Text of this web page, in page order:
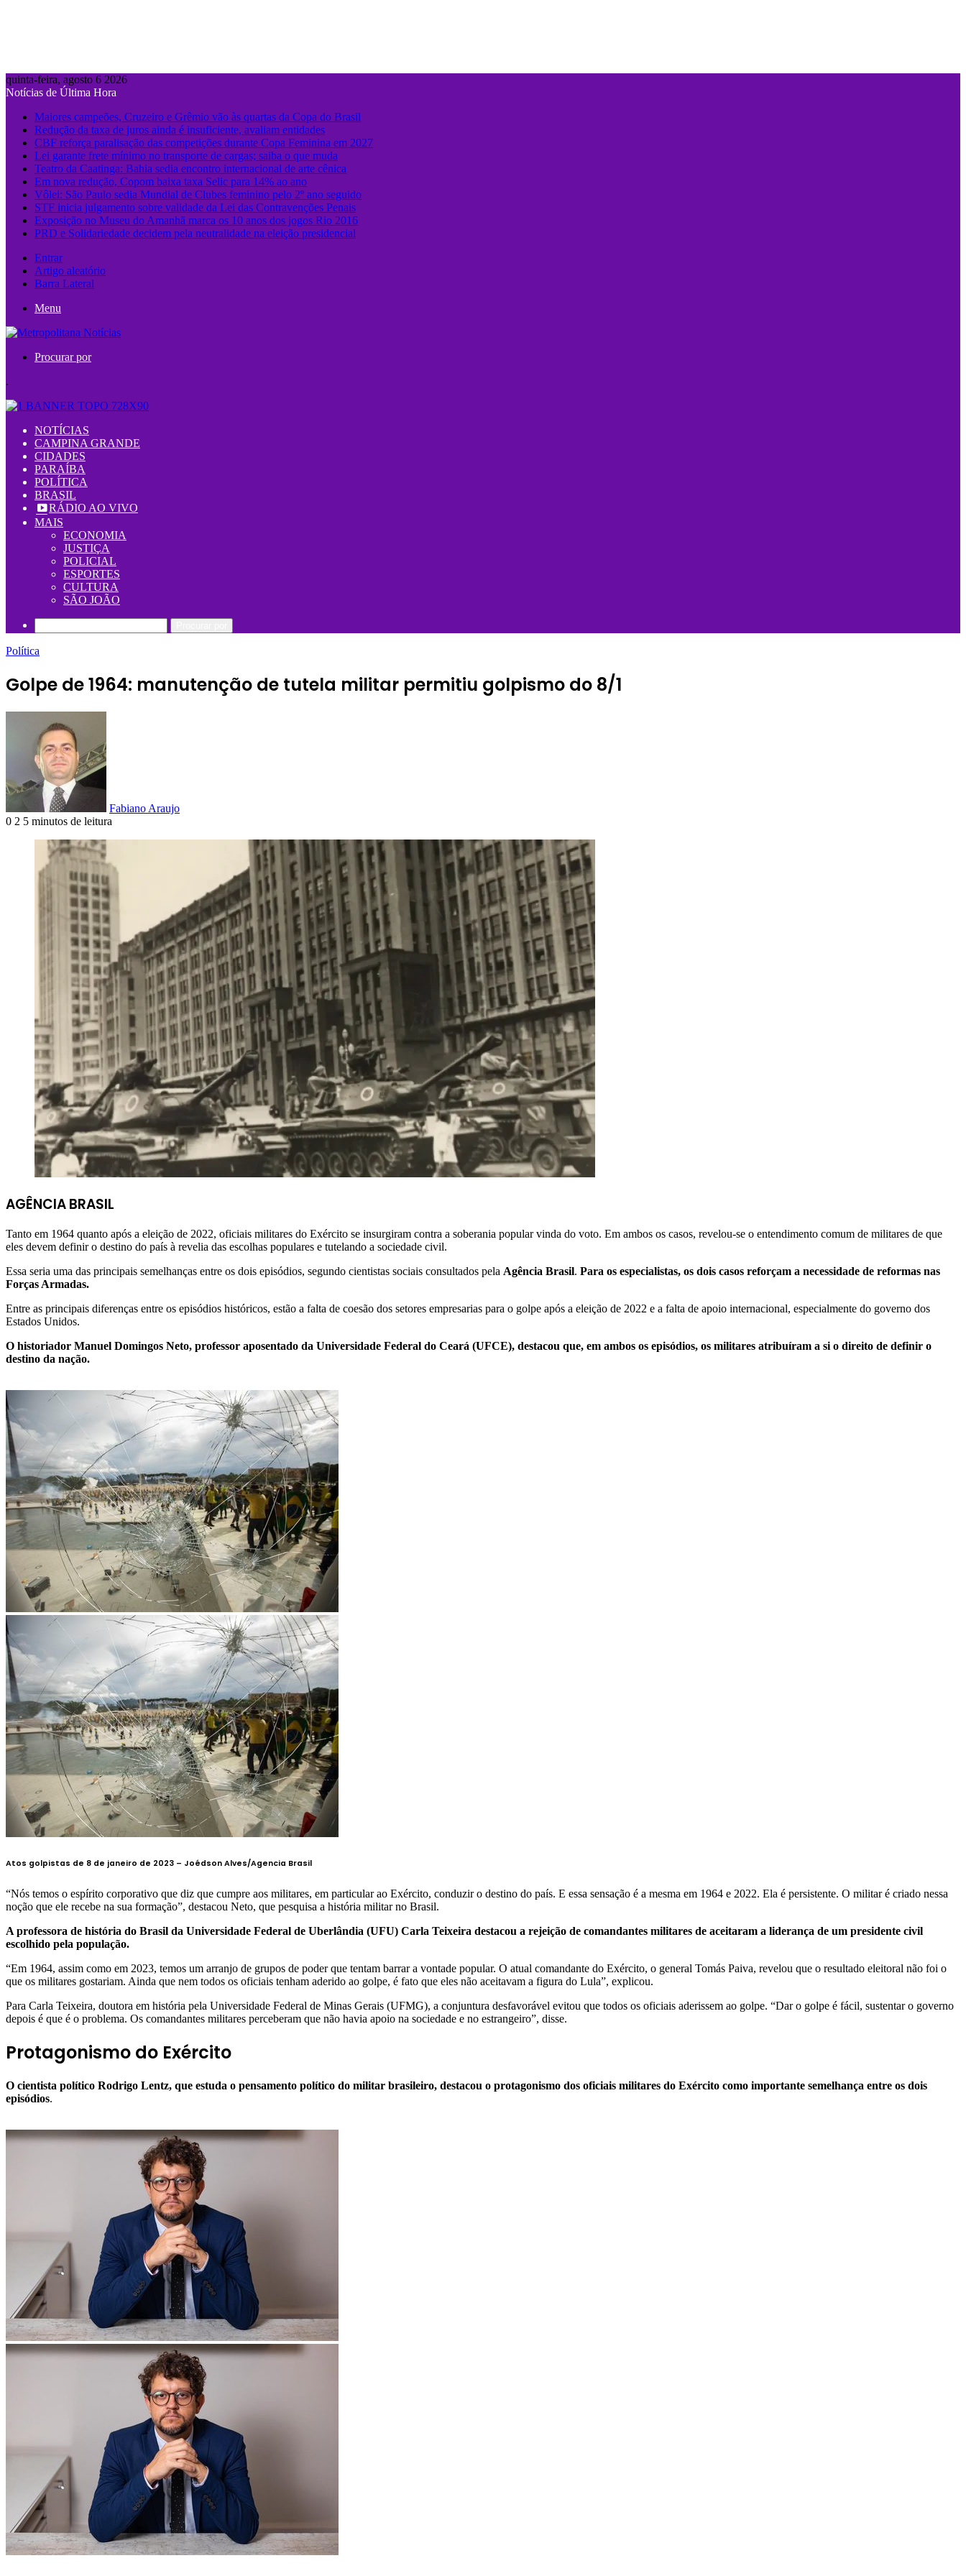
quinta-feira, agosto 6 2026
Notícias de Última Hora
Maiores campeões, Cruzeiro e Grêmio vão às quartas da Copa do Brasil
Redução da taxa de juros ainda é insuficiente, avaliam entidades
CBF reforça paralisação das competições durante Copa Feminina em 2027
Lei garante frete mínimo no transporte de cargas; saiba o que muda
Teatro da Caatinga: Bahia sedia encontro internacional de arte cênica
Em nova redução, Copom baixa taxa Selic para 14% ao ano
Vôlei: São Paulo sedia Mundial de Clubes feminino pelo 2º ano seguido
STF inicia julgamento sobre validade da Lei das Contravenções Penais
Exposição no Museu do Amanhã marca os 10 anos dos jogos Rio 2016
PRD e Solidariedade decidem pela neutralidade na eleição presidencial
Entrar
Artigo aleatório
Barra Lateral
Menu
Procurar por
.
NOTÍCIAS
CAMPINA GRANDE
CIDADES
PARAÍBA
POLÍTICA
BRASIL
RÁDIO AO VIVO
MAIS
ECONOMIA
JUSTIÇA
POLICIAL
ESPORTES
CULTURA
SÃO JOÃO
Política
Golpe de 1964: manutenção de tutela militar permitiu golpismo do 8/1
Fabiano Araujo
0 2 5 minutos de leitura
AGÊNCIA BRASIL
Tanto em 1964 quanto após a eleição de 2022, oficiais militares do Exército se insurgiram contra a soberania popular vinda do voto. Em ambos os casos, revelou-se o entendimento comum de militares de que
eles devem definir o destino do país à revelia das escolhas populares e tutelando a sociedade civil.
Essa seria uma das principais semelhanças entre os dois episódios, segundo cientistas sociais consultados pela Agência Brasil. Para os especialistas, os dois casos reforçam a necessidade de reformas nas
Forças Armadas.
Entre as principais diferenças entre os episódios históricos, estão a falta de coesão dos setores empresarias para o golpe após a eleição de 2022 e a falta de apoio internacional, especialmente do governo dos
Estados Unidos.
O historiador Manuel Domingos Neto, professor aposentado da Universidade Federal do Ceará (UFCE), destacou que, em ambos os episódios, os militares atribuíram a si o direito de definir o
destino da nação.
Atos golpistas de 8 de janeiro de 2023 – Joédson Alves/Agencia Brasil
“Nós temos o espírito corporativo que diz que cumpre aos militares, em particular ao Exército, conduzir o destino do país. E essa sensação é a mesma em 1964 e 2022. Ela é persistente. O militar é criado nessa
noção que ele recebe na sua formação”, destacou Neto, que pesquisa a história militar no Brasil.
A professora de história do Brasil da Universidade Federal de Uberlândia (UFU) Carla Teixeira destacou a rejeição de comandantes militares de aceitaram a liderança de um presidente civil
escolhido pela população.
“Em 1964, assim como em 2023, temos um arranjo de grupos de poder que tentam barrar a vontade popular. O atual comandante do Exército, o general Tomás Paiva, revelou que o resultado eleitoral não foi o
que os militares gostariam. Ainda que nem todos os oficiais tenham aderido ao golpe, é fato que eles não aceitavam a figura do Lula”, explicou.
Para Carla Teixeira, doutora em história pela Universidade Federal de Minas Gerais (UFMG), a conjuntura desfavorável evitou que todos os oficiais aderissem ao golpe. “Dar o golpe é fácil, sustentar o governo
depois é que é o problema. Os comandantes militares perceberam que não havia apoio na sociedade e no estrangeiro”, disse.
Protagonismo do Exército
O cientista político Rodrigo Lentz, que estuda o pensamento político do militar brasileiro, destacou o protagonismo dos oficiais militares do Exército como importante semelhança entre os dois
episódios.